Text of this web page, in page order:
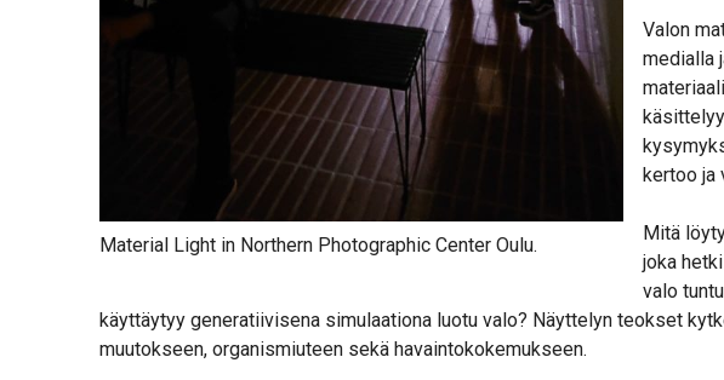
Material Light in Northern Photographic Center Oulu.
Valon
medialla
kertoo ja
Mitä
joka
valo
käyttäytyy generatiivisena simulaationa luotu valo? Näyttelyn teokset
muutokseen, organismiuteen sekä havaintokokemukseen.